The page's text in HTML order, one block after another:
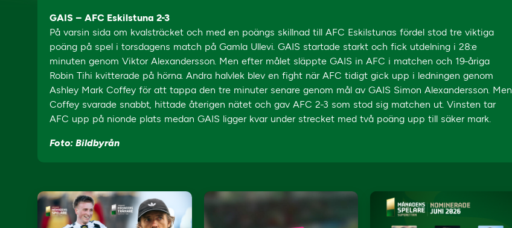
GAIS – AFC Eskilstuna 2-3
På varsin sida om kvalsträcket och med en poängs skillnad till AFC Eskilstunas fördel stod tre viktiga
poäng på spel i torsdagens match på Gamla Ullevi. GAIS startade starkt och fick utdelning i 28:e
minuten genom Viktor Alexandersson. Men efter målet släppte GAIS in AFC i matchen och 19-åriga
Robin Tihi kvitterade på hörna. Andra halvlek blev en fight när AFC tidigt gick upp i ledningen genom
Ashley Mark Coffey för att tappa den tre minuter senare genom mål av GAIS Simon Alexandersson. Men
Coffey svarade snabbt, hittade återigen nätet och gav AFC 2-3 som stod sig matchen ut. Vinsten tar
AFC upp på nionde plats medan GAIS ligger kvar under strecket med två poäng upp till säker mark.
Foto: Bildbyrån